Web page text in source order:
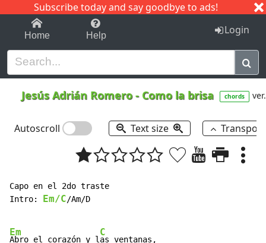
Subscribe today and say goodbye to ads!
1-9 C I J
Home Help Login
Jesús Adrián Romero- Como la brisa chords
Autoscroll Text size
Capo en el 2do traste
Intro:
Em/C/Am/D
Em
Abro el corazón y l
C
as ventanas,